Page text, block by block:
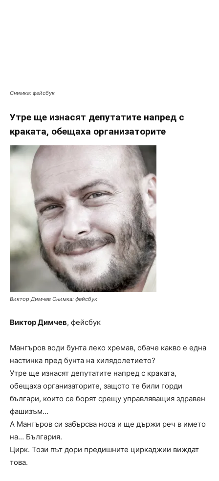
Снимка: фейсбук
Утре ще изнасят депутатите напред с
краката, обещаха организаторите
Виктор Димчев Снимка: фейсбук
Виктор Димчев, фейсбук
Мангъров води бунта леко хремав, обаче какво е една
настинка пред бунта на хилядолетието?
Утре ще изнасят депутатите напред с краката,
обещаха организаторите, защото те били горди
българи, които се борят срещу управляващия здравен
фашизъм…
А Мангъров си забърсва носа и ще държи реч в името
на… България.
Цирк. Този път дори предишните циркаджии виждат
това.